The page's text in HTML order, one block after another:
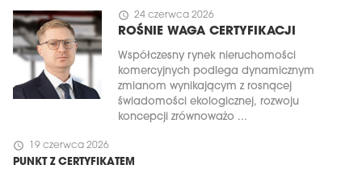
schedule 24 czerwca 2026
ROŚNIE WAGA CERTYFIKACJI
Współczesny rynek nieruchomości
komercyjnych podlega dynamicznym
zmianom wynikającym z rosnącej
świadomości ekologicznej, rozwoju
koncepcji zrównoważo ...
schedule 19 czerwca 2026
PUNKT Z CERTYFIKATEM